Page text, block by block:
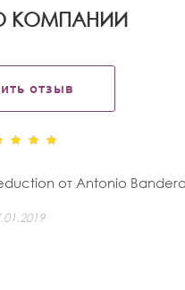
КОМПАНИИ
отзыв
от Antonio